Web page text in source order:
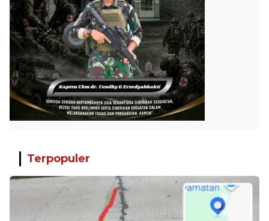
Terpopuler